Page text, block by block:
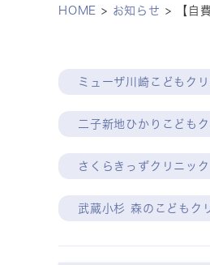
HOME > お知らせ > 【自
ミューザ川崎こどもク
二子新地ひかりこども
さくらきっずクリニック
武蔵小杉 森のこどもク